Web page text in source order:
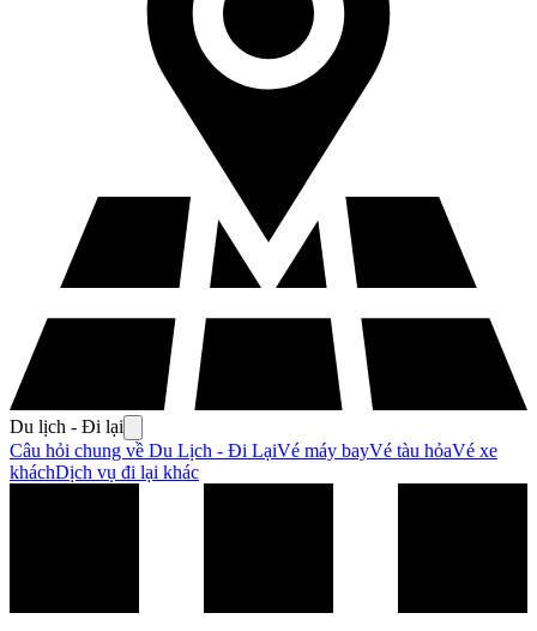
Du lịch - Đi lại
Câu hỏi chung về Du Lịch - Đi LạiVé máy bayVé tàu hỏaVé xe
kháchDịch vụ đi lại khác